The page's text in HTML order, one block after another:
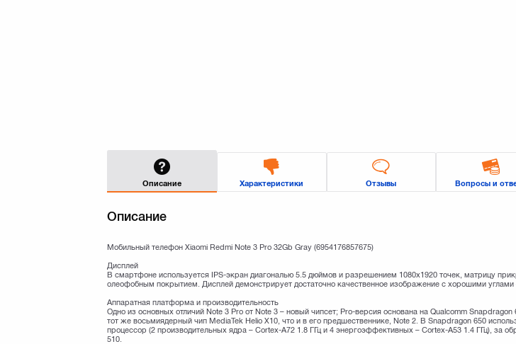
Описание Характеристики Отзывы Вопросы и
Описание
Мобильный телефон Xiaomi Redmi Note 3 Pro 32Gb Gray (6954176857675)
Дисплей
В смартфоне используется IPS-экран диагональю 5.5 дюймов и разрешением 1080x1920 точек, матрицу
олеофобным покрытием. Дисплей демонстрирует достаточно качественное изображение с хорошими углами
Аппаратная платформа и производительность
Одно из основных отличий Note 3 Pro от Note 3 – новый чипсет; Pro-версия основана на Qualcomm Snapdragon
тот же восьмиядерный чип MediaTek Helio X10, что и в его предшественнике, Note 2. В Snapdragon 650
процессор (2 производительных ядра – Cortex-A72 1.8 ГГц и 4 энергоэффективных – Cortex-A53 1.4 ГГц), за
510.